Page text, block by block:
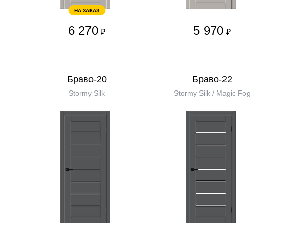
НА ЗАКАЗ
6 270 ₽ 5 970 ₽
Браво-20
Stormy Silk
Браво-22
Stormy Silk / Magic Fog